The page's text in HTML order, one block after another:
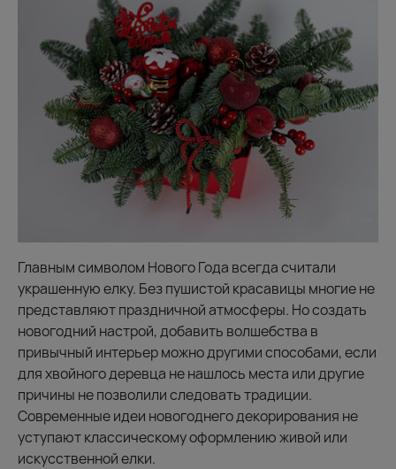
Главным символом Нового Года всегда считали
украшенную елку. Без пушистой красавицы многие не
представляют праздничной атмосферы. Но создать
новогодний настрой, добавить волшебства в
привычный интерьер можно другими способами, если
для хвойного деревца не нашлось места или другие
причины не позволили следовать традиции.
Современные идеи новогоднего декорирования не
уступают классическому оформлению живой или
искусственной елки.